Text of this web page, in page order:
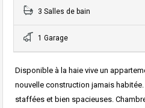
3 Salles de bain
1 Garage
Disponible à la haie vive un
nouvelle construction jamais
staffées et bien spacieuses.